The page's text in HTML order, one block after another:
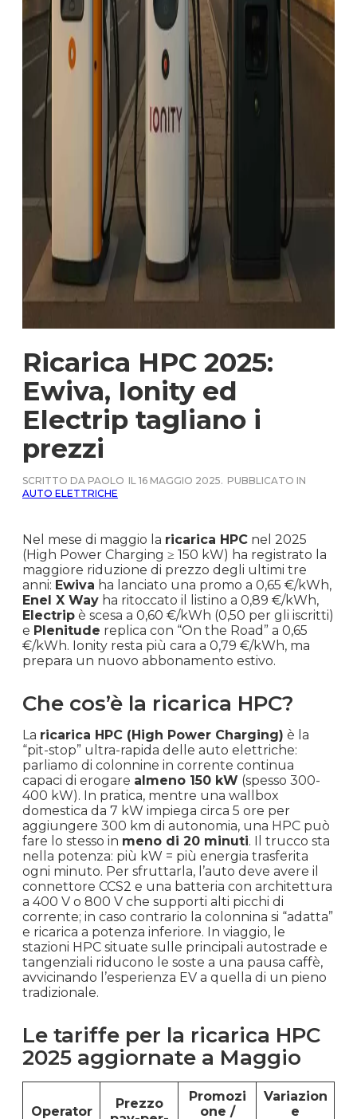
Ricarica HPC 2025:
Ewiva, Ionity ed
Electrip tagliano i
prezzi
SCRITTO DA PAOLO IL 16 MAGGIO 2025. PUBBLICATO IN
AUTO ELETTRICHE
Nel mese di maggio la ricarica HPC nel 2025
(High Power Charging ≥ 150 kW) ha registrato la
maggiore riduzione di prezzo degli ultimi tre
anni: Ewiva ha lanciato una promo a 0,65 €/kWh,
Enel X Way ha ritoccato il listino a 0,89 €/kWh,
Electrip è scesa a 0,60 €/kWh (0,50 per gli iscritti)
e Plenitude replica con “On the Road” a 0,65
€/kWh. Ionity resta più cara a 0,79 €/kWh, ma
prepara un nuovo abbonamento estivo.
Che cos’è la ricarica HPC?
La ricarica HPC (High Power Charging) è la
“pit-stop” ultra-rapida delle auto elettriche:
parliamo di colonnine in corrente continua
capaci di erogare almeno 150 kW (spesso 300-
400 kW). In pratica, mentre una wallbox
domestica da 7 kW impiega circa 5 ore per
aggiungere 300 km di autonomia, una HPC può
fare lo stesso in meno di 20 minuti. Il trucco sta
nella potenza: più kW = più energia trasferita
ogni minuto. Per sfruttarla, l’auto deve avere il
connettore CCS2 e una batteria con architettura
a 400 V o 800 V che supporti alti picchi di
corrente; in caso contrario la colonnina si “adatta”
e ricarica a potenza inferiore. In viaggio, le
stazioni HPC situate sulle principali autostrade e
tangenziali riducono le soste a una pausa caffè,
avvicinando l’esperienza EV a quella di un pieno
tradizionale.
Le tariffe per la ricarica HPC
2025 aggiornate a Maggio
Operator
Prezzo
Promozi
one /
Variazion
e